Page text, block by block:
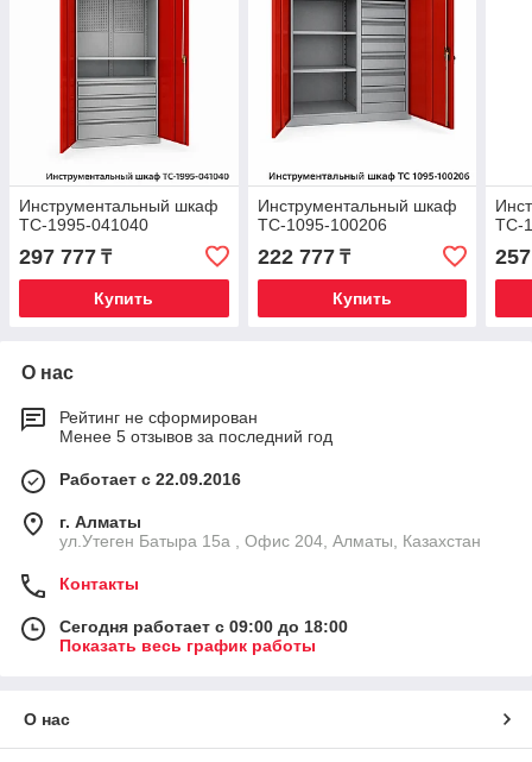
Инструментальный шкаф
ТС-1995-041040
297 777 ₸
Купить
Инструментальный шкаф
ТС-1095-100206
222 777₸
Купить
ТС-
О нас
Рейтинг не сформирован
Менее 5 отзывов за последний год
Работает с 22.09.2016
г. Алматы
ул.Утеген Батыра 15а , Офис 204, Алматы, Казахстан
Контакты
Сегодня работает с 09:00 до 18:00
Показать весь график работы
О нас